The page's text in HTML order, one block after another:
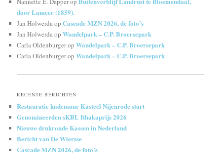
door Lameer (1859).
Jan HolwerdaopCascade MZN 2026, de foto’s
Jan HolwerdaopWandelpark – C.P. Broersepark
Carla OldenburgeropWandelpark – C.P. Broersepark
Carla OldenburgeropWandelpark – C.P. Broersepark
RECENTE BERICHTEN
Restauratie kademuur Kasteel Nijenrode start
Genomineerden sKBL Ithakaprijs 2026
Nieuwe drukronde Kassen in Nederland
Bericht van De Wiersse
Cascade MZN 2026, de foto’s